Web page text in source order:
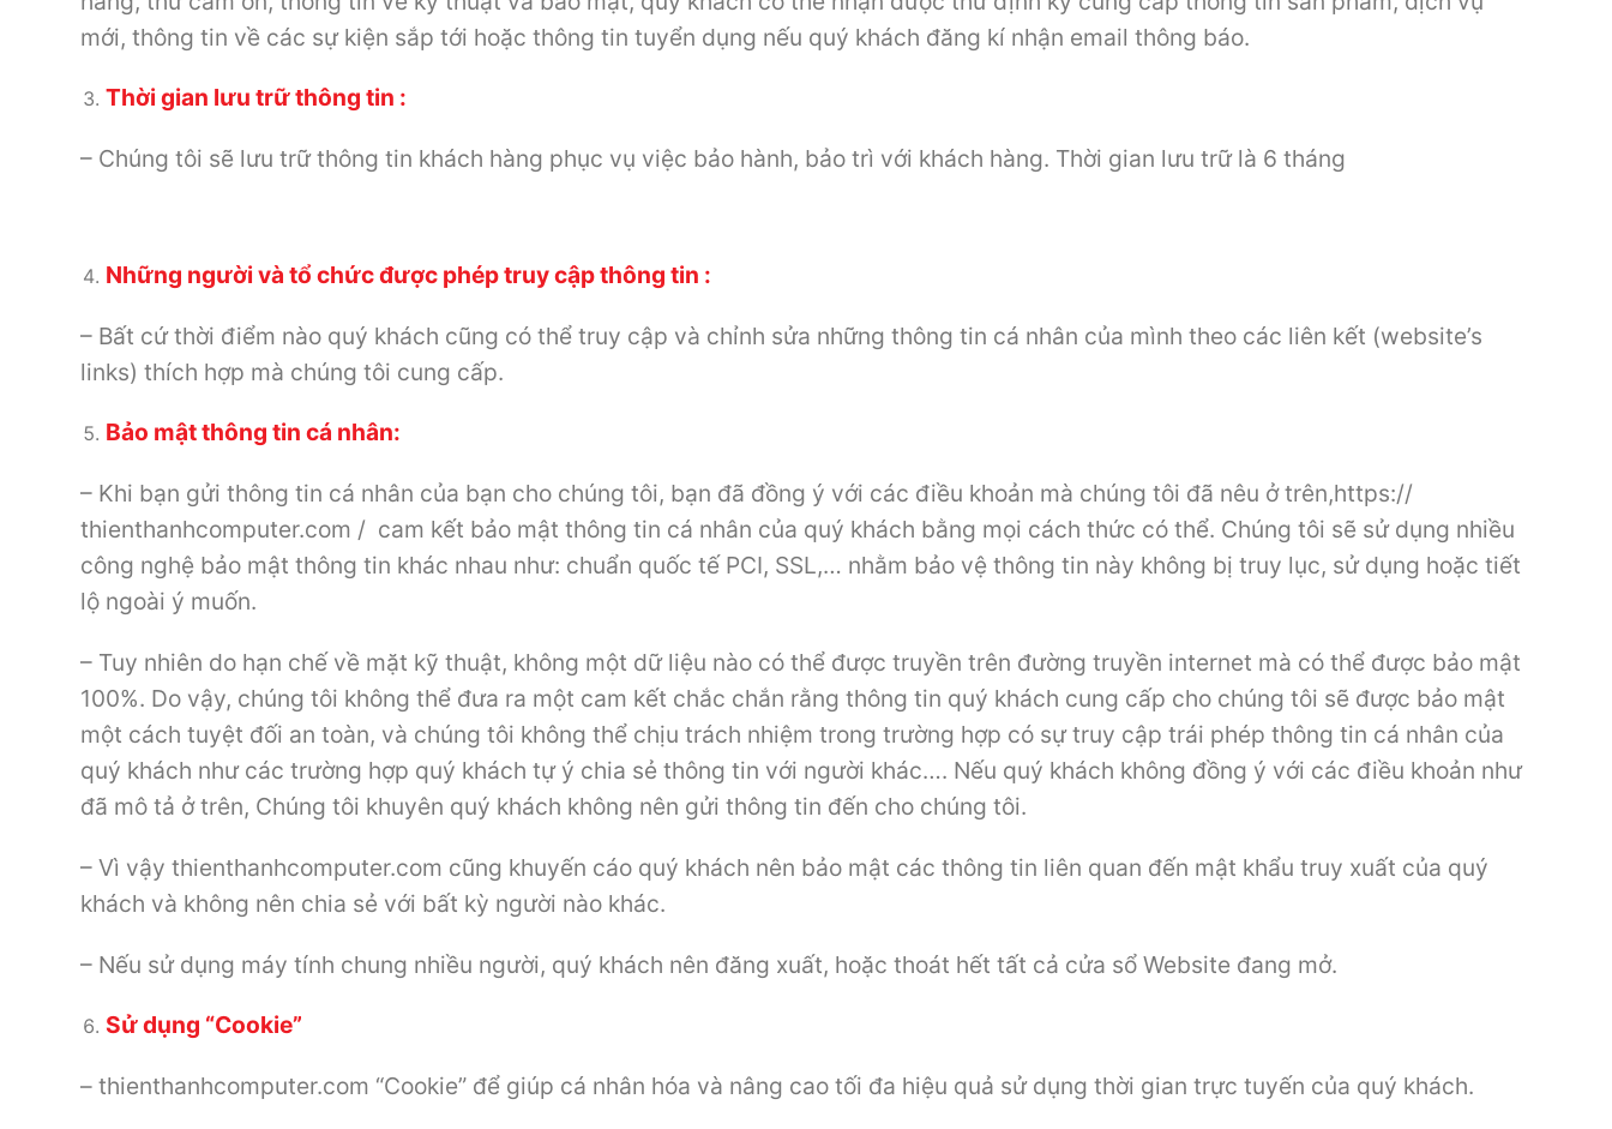
mới, thông tin về các sự kiện sắp tới hoặc thông tin tuyển dụng nếu quý khách đăng kí nhận email thông báo.
Thời gian lưu trữ thông tin :
– Chúng tôi sẽ lưu trữ thông tin khách hàng phục vụ việc bảo hành, bảo trì với khách hàng. Thời gian lưu trữ là 6 tháng
Những người và tổ chức được phép truy cập thông tin :
– Bất cứ thời điểm nào quý khách cũng có thể truy cập và chỉnh sửa những thông tin cá nhân của mình theo các liên kết (website’s
links) thích hợp mà chúng tôi cung cấp.
Bảo mật thông tin cá nhân:
– Khi bạn gửi thông tin cá nhân của bạn cho chúng tôi, bạn đã đồng ý với các điều khoản mà chúng tôi đã nêu ở trên,https://
thienthanhcomputer.com / cam kết bảo mật thông tin cá nhân của quý khách bằng mọi cách thức có thể. Chúng tôi sẽ sử dụng nhiều
công nghệ bảo mật thông tin khác nhau như: chuẩn quốc tế PCI, SSL,… nhằm bảo vệ thông tin này không bị truy lục, sử dụng hoặc tiết
lộ ngoài ý muốn.
– Tuy nhiên do hạn chế về mặt kỹ thuật, không một dữ liệu nào có thể được truyền trên đường truyền internet mà có thể được bảo mật
100%. Do vậy, chúng tôi không thể đưa ra một cam kết chắc chắn rằng thông tin quý khách cung cấp cho chúng tôi sẽ được bảo mật
một cách tuyệt đối an toàn, và chúng tôi không thể chịu trách nhiệm trong trường hợp có sự truy cập trái phép thông tin cá nhân của
quý khách như các trường hợp quý khách tự ý chia sẻ thông tin với người khác…. Nếu quý khách không đồng ý với các điều khoản như
đã mô tả ở trên, Chúng tôi khuyên quý khách không nên gửi thông tin đến cho chúng tôi.
– Vì vậy thienthanhcomputer.com cũng khuyến cáo quý khách nên bảo mật các thông tin liên quan đến mật khẩu truy xuất của quý
khách và không nên chia sẻ với bất kỳ người nào khác.
– Nếu sử dụng máy tính chung nhiều người, quý khách nên đăng xuất, hoặc thoát hết tất cả cửa sổ Website đang mở.
Sử dụng “Cookie”
– thienthanhcomputer.com “Cookie” để giúp cá nhân hóa và nâng cao tối đa hiệu quả sử dụng thời gian trực tuyến của quý khách.